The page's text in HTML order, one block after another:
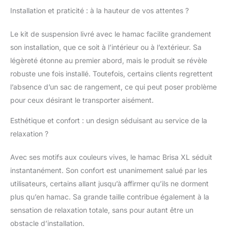
authentique Durabilité
Éléments: Les
systèmes de
suspension La Siesta
sont construits pour
durer. Robustes et
durables, ils résistent
aux éléments et
exigences sévères des
sensation de légèreté
parfaite sur 84 cordes
suspendues,
démontrant la qualité
du hamac par le
nombre de cordes qui
assure une meilleure
Installation et praticité : à la hauteur de vos attentes ?
Le kit de suspension livré avec le hamac facilite grandement
son installation, que ce soit à l’intérieur ou à l’extérieur. Sa
légèreté étonne au premier abord, mais le produit se révèle
robuste une fois installé. Toutefois, certains clients regrettent
l’absence d’un sac de rangement, ce qui peut poser problème
pour ceux désirant le transporter aisément.
Esthétique et confort : un design séduisant au service de la
relaxation ?
Avec ses motifs aux couleurs vives, le hamac Brisa XL séduit
instantanément. Son confort est unanimement salué par les
utilisateurs, certains allant jusqu’à affirmer qu’ils ne dorment
plus qu’en hamac. Sa grande taille contribue également à la
sensation de relaxation totale, sans pour autant être un
obstacle d’installation.